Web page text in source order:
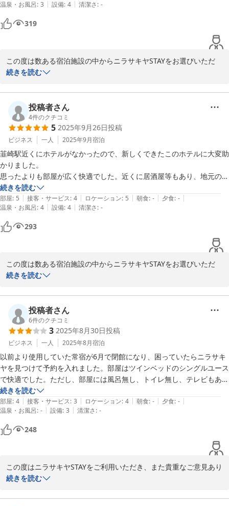
2025-10-10
温泉・お風呂: 3 | 設備: 4 | 清潔さ: -
319
この度は数ある宿泊施設の中からニラサキヤSTAYをお選びいただ
き、誠にありがとうございます。
一方で、騒音につきましてはご不快な思いをおかけし誠に申し訳ご
ざいません。
おっしゃるとおり、STAY1（本館）は築50年以上のお茶屋をリノベ
ーションした建物のため、音が気になる場合がございます。
次回ご利用の際は、より静かな環境のSTAY2もぜひご検討いただけ
れば幸いです。
またのご利用を心よりお待ち申し上げております。
2025-10-10
続きを読む
投稿者さん
4件のクチコミ
5 2025年9月26日投稿
ビジネス 一人 2025年9月宿泊
韮崎駅近くにホテルがなかったので、新しくできたこのホテルに大変助
かりました。
思ったよりも部屋が広く快適でした。近くに居酒屋等もあり、地元の方
とお話しできました。
続きを読む
部屋: 5 | 接客・サービス: 4 | ロケーション: 5 | 朝食: - | 夕食: - |
温泉・お風呂: 4 | 設備: 4 | 清潔さ: -
293
この度は数ある宿泊施設の中からニラサキヤSTAYをお選びいただ
き、誠にありがとうございます。
く存じます。
また、地域の飲食店をご利用いただき誠にありがとうございます。
当館は韮崎のまちを楽しんでいただく“ガイドホテル”として、周辺
のお店や観光情報のご案内にも力を入れております。
地域でのひとときをお楽しみいただけたようで、スタッフ一同、何
よりの喜びでございます。
またのご利用を心よりお待ち申し上げております。
ニラサキヤSTAY
2025-10-10
続きを読む
投稿者さん
6件のクチコミ
3 2025年8月30日投稿
ビジネス 一人 2025年8月宿泊
以前より使用していた常宿が6月で閉館になり、困っていたらニラサキ
ヤを見つけて予約を入れました。部屋はツインベッドのシングルユース
で快適でした。ただし、部屋には風呂無し、トイレ無し、テレビもあり
ません。シャワー―、トイレは共用でした。夏場はシャワー共用で大丈
夫ですが、冬場は厳しいと思いました。仕事で来ているので静かに作業
ができましたが、壁掛けタイプの小さなテレビが据え付けてあっても良
いのではないかなと思いました。でも初めての経験で楽しめました。あ
りがとうございました。
続きを読む
部屋: 4 | 接客・サービス: 3 | ロケーション: 4 | 朝食: - | 夕食: - |
温泉・お風呂: - | 設備: 3 | 清潔さ: -
248
この度はニラサキヤSTAYをご利用いただき、また貴重なご意見あり
がとうございます。
ニラサキヤSTAYは
続きを読む